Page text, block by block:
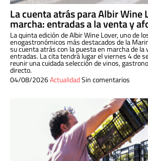
La cuenta atrás para Albir Wine
marcha: entradas a la venta y
La quinta edición de Albir Wine Lover, uno de
enogastronómicos más destacados de la
su cuenta atrás con la puesta en marcha de la
entradas. La cita tendrá lugar el viernes 4 de
reunir una cuidada selección de vinos,
directo.
04/08/2026ActualidadSin comentarios